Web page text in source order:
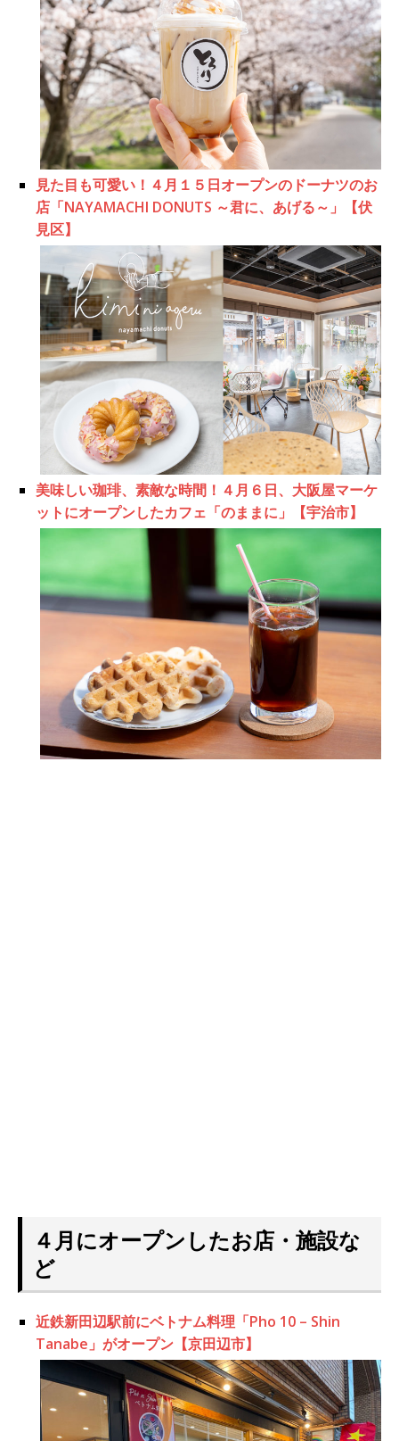
見た目も可愛い！４月１５日オープンのドーナツのお
店「NAYAMACHI DONUTS ～君に、あげる～」【伏
見区】
美味しい珈琲、素敵な時間！４月６日、大阪屋マーケ
ットにオープンしたカフェ「のままに」【宇治市】
４月にオープンしたお店・施設な
ど
近鉄新田辺駅前にベトナム料理「Pho 10 – Shin
Tanabe」がオープン【京田辺市】